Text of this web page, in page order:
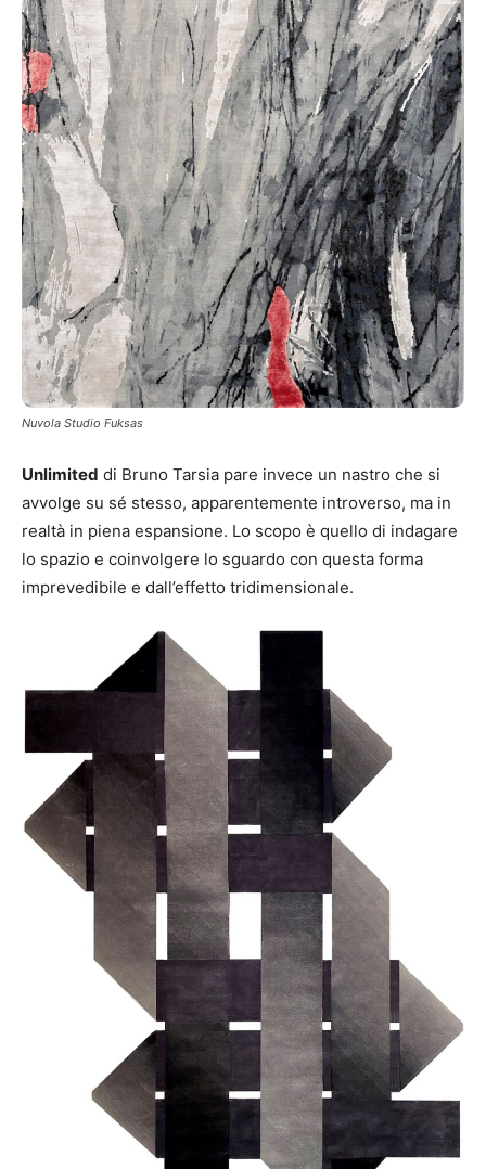
Nuvola Studio Fuksas
Unlimited di Bruno Tarsia pare invece un nastro che si
avvolge su sé stesso, apparentemente introverso, ma in
realtà in piena espansione. Lo scopo è quello di indagare
lo spazio e coinvolgere lo sguardo con questa forma
imprevedibile e dall’effetto tridimensionale.